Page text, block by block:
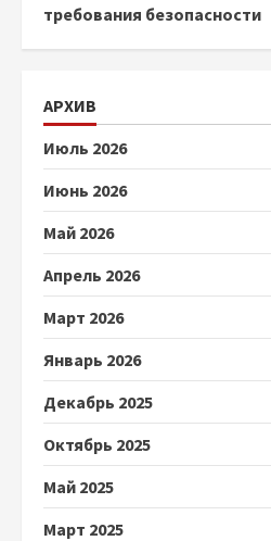
требования безопасности
АРХИВ
Июль 2026
Июнь 2026
Май 2026
Апрель 2026
Март 2026
Январь 2026
Декабрь 2025
Октябрь 2025
Май 2025
Март 2025